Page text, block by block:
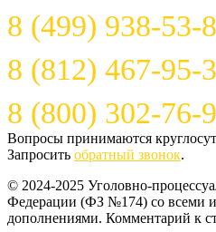
8 (499) 938-53-
8 (812) 467-95-
8 (800) 302-76-
Вопросы принимаются
Запросить обратный звонок.
© 2024-2025 Уголовно-
Федерации (ФЗ №174) со всеми
дополнениями. Комментарий к